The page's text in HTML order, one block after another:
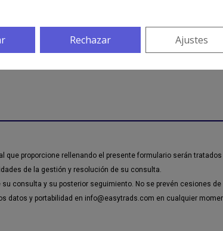
proporcione rellenando el presente formulario serán tratados
de la gestión y resolución de su consulta.
consulta y su posterior seguimiento. No se prevén cesiones
datos y portabilidad en info@easytrads.com en cualquier
Rechazar Ajustes